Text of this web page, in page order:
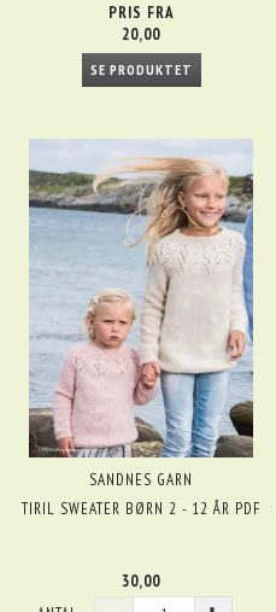
PRIS FRA
20,00
SE PRODUKTET
SANDNES GARN
TIRIL SWEATER BØRN 2 - 12 ÅR PDF
30,00